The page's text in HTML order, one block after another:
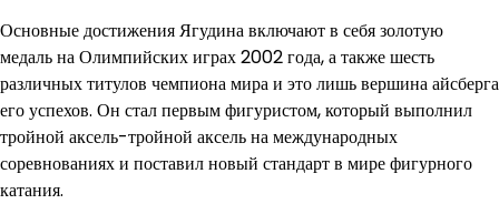
Основные достижения Ягудина включают в себя золотую
медаль на Олимпийских играх 2002 года, а также шесть
различных титулов чемпиона мира и это лишь вершина айсберга
его успехов. Он стал первым фигуристом, который выполнил
тройной аксель-тройной аксель на международных
соревнованиях и поставил новый стандарт в мире фигурного
катания.